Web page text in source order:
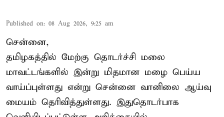
Published on: 08 Aug 2026, 9:25 am
சென்னை,
தமிழகத்தில் மேற்கு தொடர்ச்சி மலை
மாவட்டங்களில் இன்று மிதமான மழை பெய்ய
வாய்ப்புள்ளது என்று சென்னை வானிலை ஆய்வு
மையம் தெரிவித்துள்ளது. இதுதொடர்பாக